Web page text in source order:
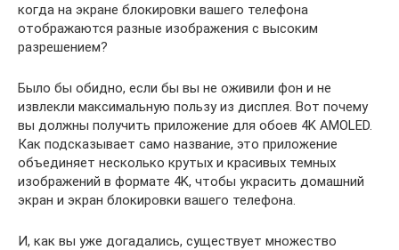
когда на экране блокировки вашего телефона
отображаются разные изображения с высоким
разрешением?
Было бы обидно, если бы вы не оживили фон и не
извлекли максимальную пользу из дисплея. Вот почему
вы должны получить приложение для обоев 4K AMOLED.
Как подсказывает само название, это приложение
объединяет несколько крутых и красивых темных
изображений в формате 4K, чтобы украсить домашний
экран и экран блокировки вашего телефона.
И, как вы уже догадались, существует множество